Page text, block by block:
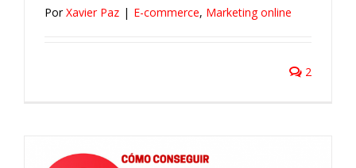
PorXavier Paz | E-commerce, Marketing online
2